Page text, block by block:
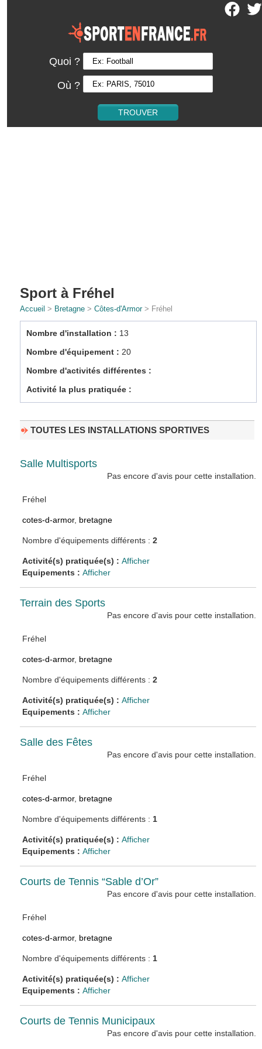
Quoi ?
Où ?
Sport à Fréhel
Accueil > Bretagne >Côtes-d'Armor> Fréhel
Nombre d'installation : 13
Nombre d'équipement : 20
Nombre d'activités différentes :
Activité la plus pratiquée :
TOUTES LES INSTALLATIONS SPORTIVES
Salle Multisports
Pas encore d'avis pour cette installation.
Fréhel
cotes-d-armor, bretagne
Nombre d'équipements différents :2
Activité(s) pratiquée(s) :Afficher
Equipements :Afficher
Terrain des Sports
Pas encore d'avis pour cette installation.
Fréhel
cotes-d-armor, bretagne
Nombre d'équipements différents :2
Activité(s) pratiquée(s) :Afficher
Equipements :Afficher
Salle des Fêtes
Pas encore d'avis pour cette installation.
Fréhel
cotes-d-armor, bretagne
Nombre d'équipements différents : 1
Activité(s) pratiquée(s) :Afficher
Equipements :Afficher
Courts de Tennis “Sable d’Or”
Pas encore d'avis pour cette installation.
Fréhel
cotes-d-armor, bretagne
Nombre d'équipements différents : 1
Activité(s) pratiquée(s) :Afficher
Equipements :Afficher
Courts de Tennis Municipaux
Pas encore d'avis pour cette installation.